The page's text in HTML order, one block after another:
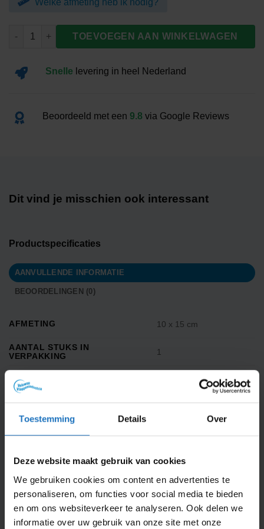
Toestemming Details Over
Deze website maakt gebruik van cookies
We gebruiken cookies om content en advertenties te
personaliseren, om functies voor social media te bieden
en om ons websiteverkeer te analyseren. Ook delen we
informatie over uw gebruik van onze site met onze
Welke afmeting heb ik nodig?
Tafelvlag Jemen aantal
TOEVOEGEN AAN WINKELWAGEN
Snelle levering in heel Nederland
Beoordeeld met een 9.8 via Google Reviews
Dit vind je misschien ook interessant
Productspecificaties
AANVULLENDE INFORMATIE
BEOORDELINGEN (0)
AFMETING 10 x 15 cm
AANTAL STUKS IN
VERPAKKING
1
DIEPTE VLAG IN CM
GEWICHT 0.115
IN DE DOOS 1 tafelvlag